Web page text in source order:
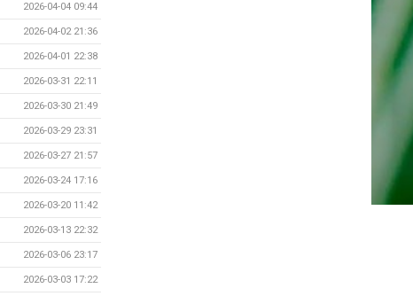
2026-04-04 09:44
2026-04-02 21:36
2026-04-01 22:38
2026-03-31 22:11
2026-03-30 21:49
2026-03-29 23:31
2026-03-27 21:57
2026-03-24 17:16
2026-03-20 11:42
2026-03-13 22:32
2026-03-06 23:17
2026-03-03 17:22